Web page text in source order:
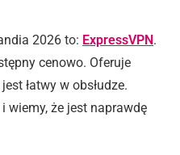
2026 to: ExpressVPN .
cenowo. Oferuje
jest łatwy w obsłudze.
wiemy, że jest naprawdę